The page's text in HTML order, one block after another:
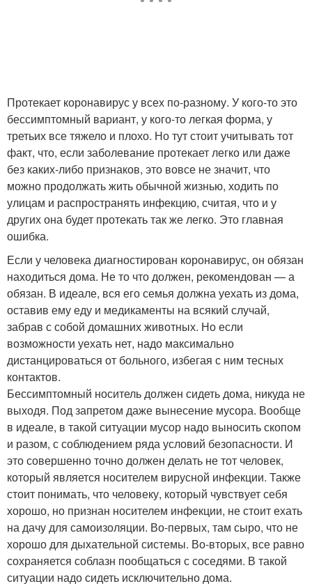
Протекает коронавирус у всех по-разному. У кого-то это
бессимптомный вариант, у кого-то легкая форма, у
третьих все тяжело и плохо. Но тут стоит учитывать тот
факт, что, если заболевание протекает легко или даже
без каких-либо признаков, это вовсе не значит, что
можно продолжать жить обычной жизнью, ходить по
улицам и распространять инфекцию, считая, что и у
других она будет протекать так же легко. Это главная
ошибка.
Если у человека диагностирован коронавирус, он обязан
находиться дома. Не то что должен, рекомендован — а
обязан. В идеале, вся его семья должна уехать из дома,
оставив ему еду и медикаменты на всякий случай,
забрав с собой домашних животных. Но если
возможности уехать нет, надо максимально
дистанцироваться от больного, избегая с ним тесных
контактов.
Бессимптомный носитель должен сидеть дома, никуда не
выходя. Под запретом даже вынесение мусора. Вообще
в идеале, в такой ситуации мусор надо выносить скопом
и разом, с соблюдением ряда условий безопасности. И
это совершенно точно должен делать не тот человек,
который является носителем вирусной инфекции. Также
стоит понимать, что человеку, который чувствует себя
хорошо, но признан носителем инфекции, не стоит ехать
на дачу для самоизоляции. Во-первых, там сыро, что не
хорошо для дыхательной системы. Во-вторых, все равно
сохраняется соблазн пообщаться с соседями. В такой
ситуации надо сидеть исключительно дома.